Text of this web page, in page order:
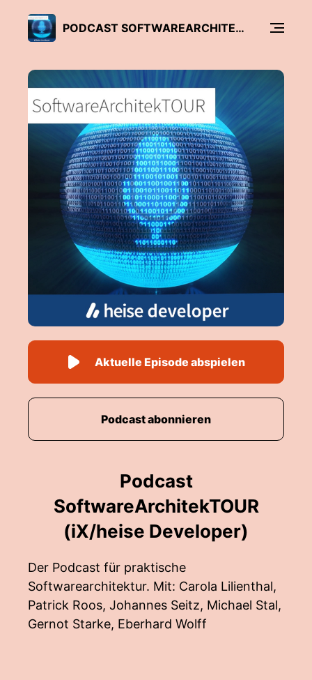
PODCAST SOFTWAREARCHITEKTOUR (IX/HEISE DEVELOPER)
Podcast
SoftwareArchitekTOUR
(iX/heise Developer)
Der Podcast für praktische
Softwarearchitektur. Mit: Carola Lilienthal,
Patrick Roos, Johannes Seitz, Michael Stal,
Gernot Starke, Eberhard Wolff
Aktuelle Episode abspielen
Podcast abonnieren